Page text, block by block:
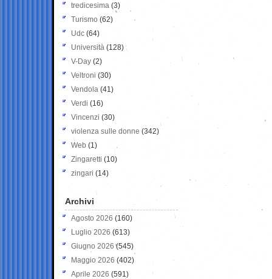
tredicesima (3)
Turismo (62)
Udc (64)
Università (128)
V-Day (2)
Veltroni (30)
Vendola (41)
Verdi (16)
Vincenzi (30)
violenza sulle donne (342)
Web (1)
Zingaretti (10)
zingari (14)
Archivi
Agosto 2026 (160)
Luglio 2026 (613)
Giugno 2026 (545)
Maggio 2026 (402)
Aprile 2026 (591)